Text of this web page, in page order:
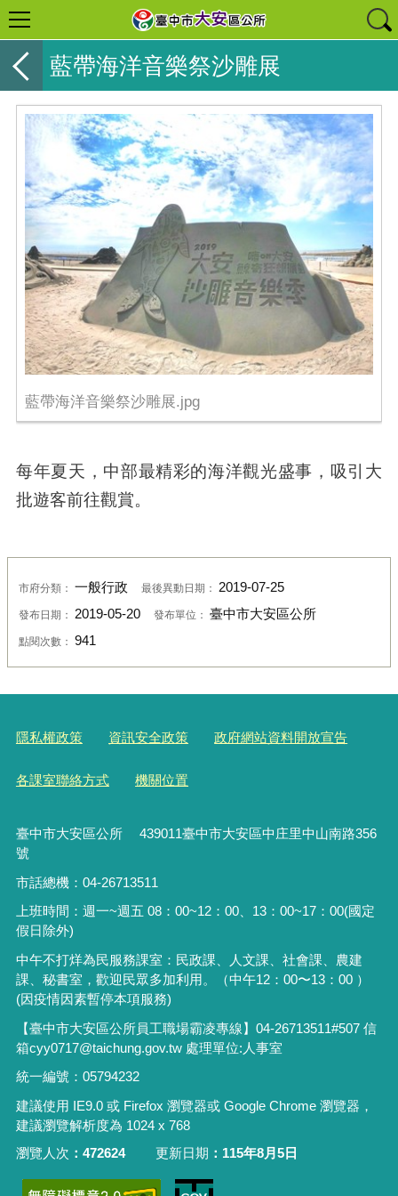
藍帶海洋音樂祭沙雕展
藍帶海洋音樂祭沙雕展.jpg
每年夏天，中部最精彩的海洋觀光盛事，吸引大
批遊客前往觀賞。
市府分類： 一般行政 最後異動日期： 2019-07-25
發布日期： 2019-05-20 發布單位： 臺中市大安區公所
點閱次數： 941
隱私權政策 資訊安全政策 政府網站資料開放宣告
各課室聯絡方式 機關位置
臺中市大安區公所 439011臺中市大安區中庄里中山南路356
號
市話總機：04-26713511
上班時間：週一~週五 08：00~12：00、13：00~17：00(國定
假日除外)
中午不打烊為民服務課室：民政課、人文課、社會課、農建
課、秘書室，歡迎民眾多加利用。（中午12：00〜13：00 ）
(因疫情因素暫停本項服務)
【臺中市大安區公所員工職場霸凌專線】04-26713511#507 信
箱cyy0717@taichung.gov.tw 處理單位:人事室
統一編號：05794232
建議使用 IE9.0 或 Firefox 瀏覽器或 Google Chrome 瀏覽器，
建議瀏覽解析度為 1024 x 768
瀏覽人次
472624 更新日期 115年8月5日